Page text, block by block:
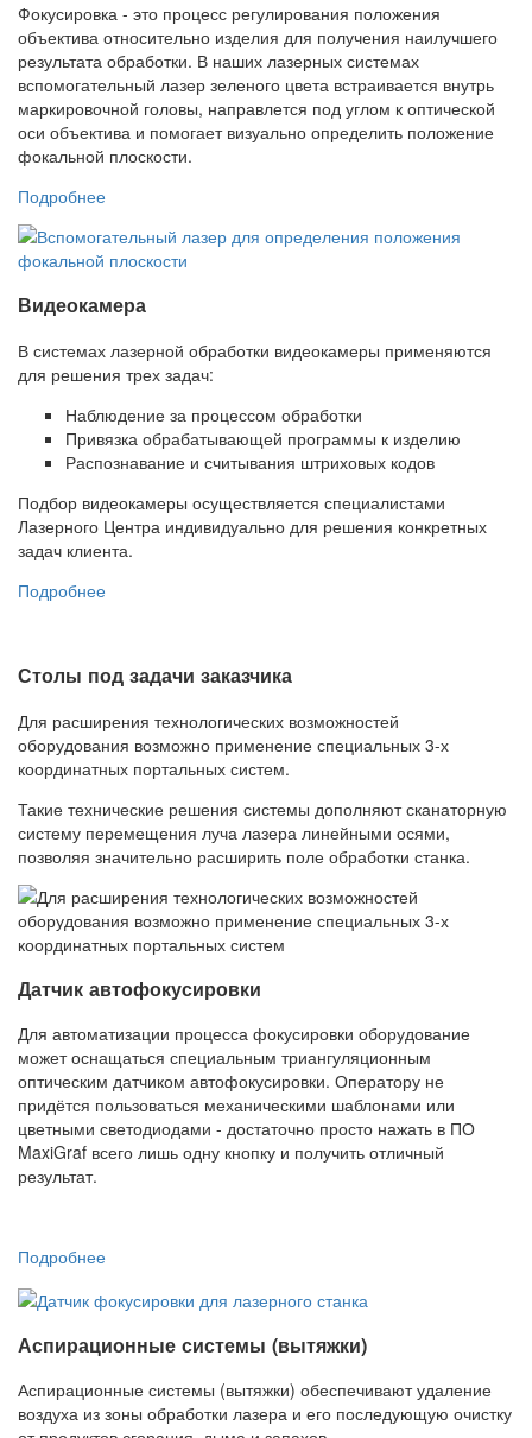
Фокусировка - это процесс регулирования положения
объектива относительно изделия для получения наилучшего
результата обработки. В наших лазерных системах
вспомогательный лазер зеленого цвета встраивается внутрь
маркировочной головы, направлется под углом к оптической
оси объектива и помогает визуально определить положение
фокальной плоскости.
Подробнее
Видеокамера
В системах лазерной обработки видеокамеры применяются
для решения трех задач:
Наблюдение за процессом обработки
Привязка обрабатывающей программы к изделию
Распознавание и считывания штриховых кодов
Подбор видеокамеры осуществляется специалистами
Лазерного Центра индивидуально для решения конкретных
задач клиента.
Подробнее
Столы под задачи заказчика
Для расширения технологических возможностей
оборудования возможно применение специальных 3-х
координатных портальных систем.
Такие технические решения системы дополняют сканаторную
систему перемещения луча лазера линейными осями,
позволяя значительно расширить поле обработки станка.
Датчик автофокусировки
Для автоматизации процесса фокусировки оборудование
может оснащаться специальным триангуляционным
оптическим датчиком автофокусировки. Оператору не
придётся пользоваться механическими шаблонами или
цветными светодиодами - достаточно просто нажать в ПО
MaxiGraf всего лишь одну кнопку и получить отличный
результат.
Подробнее
Аспирационные системы (вытяжки)
Аспирационные системы (вытяжки) обеспечивают удаление
воздуха из зоны обработки лазера и его последующую очистку